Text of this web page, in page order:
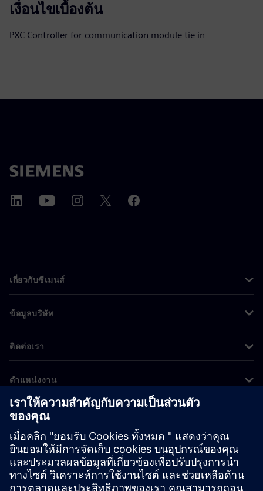
เงื่อนไขเบื้องต้น
PXC Controller for communication module tie in
เกี่ยวกับซีเมนส์
ข้อมูลบริษัท
ติดต่อเรา
ตำแหน่งงาน
© Siemens 2026
ข้อมูลองค์กร
ประกาศความเป็นส่วนตัว